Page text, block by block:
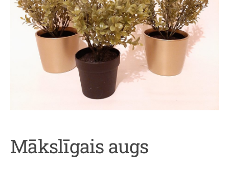
Mākslīgais augs